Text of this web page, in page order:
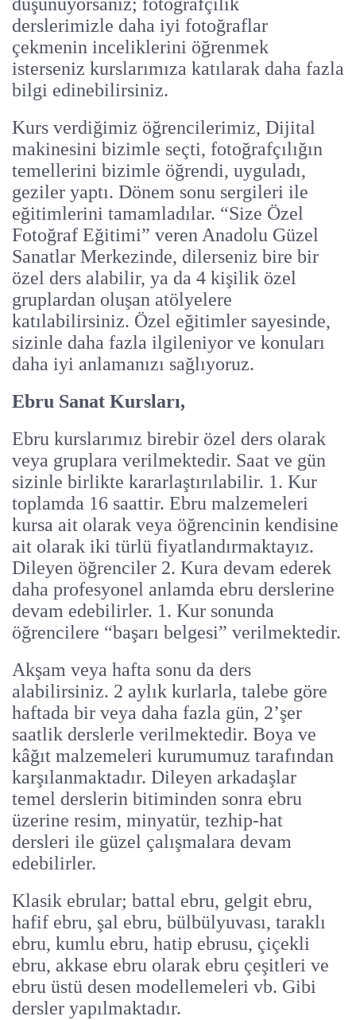
düşünüyorsanız; fotoğrafçılık
derslerimizle daha iyi fotoğraflar
çekmenin inceliklerini öğrenmek
isterseniz kurslarımıza katılarak daha fazla
bilgi edinebilirsiniz.
Kurs verdiğimiz öğrencilerimiz, Dijital
makinesini bizimle seçti, fotoğrafçılığın
temellerini bizimle öğrendi, uyguladı,
geziler yaptı. Dönem sonu sergileri ile
eğitimlerini tamamladılar. “Size Özel
Fotoğraf Eğitimi” veren Anadolu Güzel
Sanatlar Merkezinde, dilerseniz bire bir
özel ders alabilir, ya da 4 kişilik özel
gruplardan oluşan atölyelere
katılabilirsiniz. Özel eğitimler sayesinde,
sizinle daha fazla ilgileniyor ve konuları
daha iyi anlamanızı sağlıyoruz.
Ebru Sanat Kursları,
Ebru kurslarımız birebir özel ders olarak
veya gruplara verilmektedir. Saat ve gün
sizinle birlikte kararlaştırılabilir. 1. Kur
toplamda 16 saattir. Ebru malzemeleri
kursa ait olarak veya öğrencinin kendisine
ait olarak iki türlü fiyatlandırmaktayız.
Dileyen öğrenciler 2. Kura devam ederek
daha profesyonel anlamda ebru derslerine
devam edebilirler. 1. Kur sonunda
öğrencilere “başarı belgesi” verilmektedir.
Akşam veya hafta sonu da ders
alabilirsiniz. 2 aylık kurlarla, talebe göre
haftada bir veya daha fazla gün, 2’şer
saatlik derslerle verilmektedir. Boya ve
kâğıt malzemeleri kurumumuz tarafından
karşılanmaktadır. Dileyen arkadaşlar
temel derslerin bitiminden sonra ebru
üzerine resim, minyatür, tezhip-hat
dersleri ile güzel çalışmalara devam
edebilirler.
Klasik ebrular; battal ebru, gelgit ebru,
hafif ebru, şal ebru, bülbülyuvası, taraklı
ebru, kumlu ebru, hatip ebrusu, çiçekli
ebru, akkase ebru olarak ebru çeşitleri ve
ebru üstü desen modellemeleri vb. Gibi
dersler yapılmaktadır.